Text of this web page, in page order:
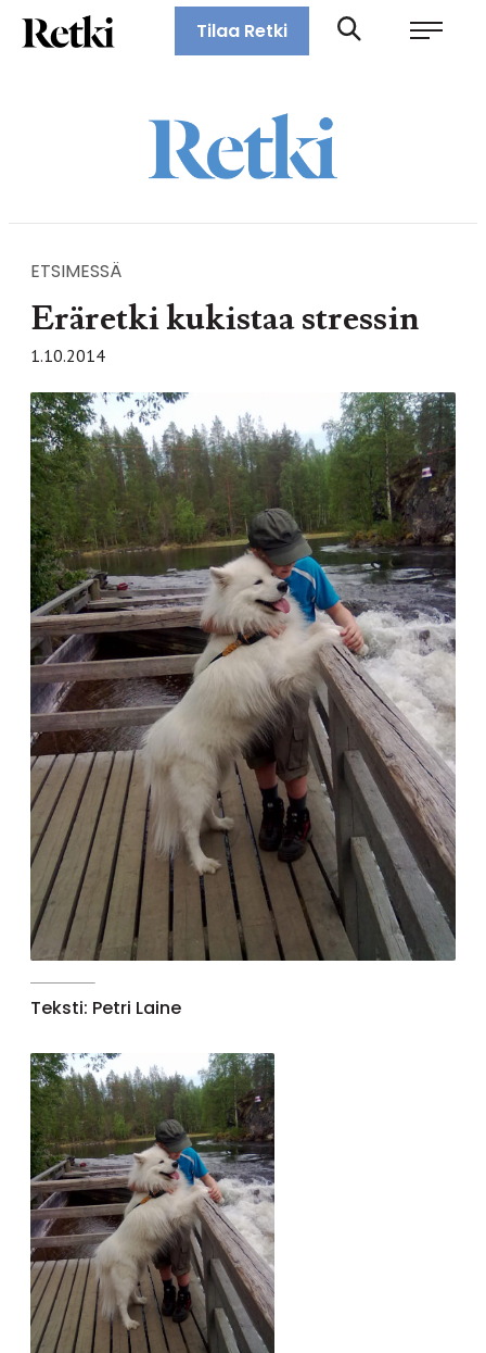
Siirry
suoraan
Retki-lehti
Tilaa Retki
ETSIMESSÄ
Eräretki kukistaa stressin
1.10.2014
Teksti: Petri Laine